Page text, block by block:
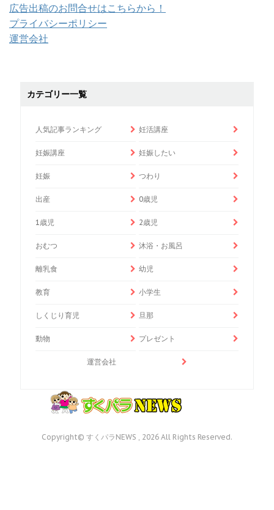
広告出稿のお問合せはこちらから！
プライバシーポリシー
運営会社
カテゴリー一覧
人気記事ランキング 妊活講座
妊娠講座 妊娠したい
妊娠 つわり
出産 0歳児
1歳児 2歳児
おむつ 沐浴・お風呂
離乳食 幼児
教育 小学生
しくじり育児 旦那
動物 プレゼント
運営会社
Copyright© すくパラNEWS , 2026 All Rights Reserved.